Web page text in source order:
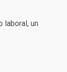
laboral, un